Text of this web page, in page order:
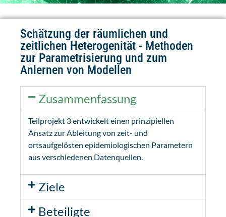
Schätzung der räumlichen und
zeitlichen Heterogenität - Methoden
zur Parametrisierung und zum
Anlernen von Modellen
Zusammenfassung
Teilprojekt 3 entwickelt einen prinzipiellen
Ansatz zur Ableitung von zeit- und
ortsaufgelösten epidemiologischen Parametern
aus verschiedenen Datenquellen.
Ziele
Beteiligte